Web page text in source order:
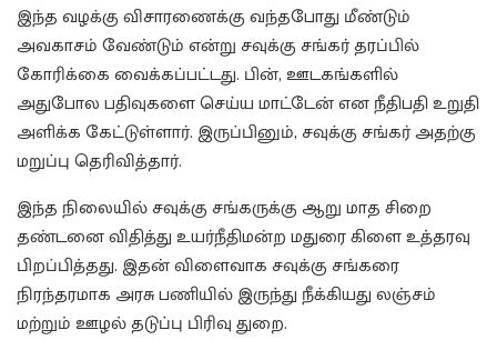
இந்த வழக்கு விசாரணைக்கு வந்தபோது மீண்டும்
அவகாசம் வேண்டும் என்று சவுக்கு சங்கர் தரப்பில்
கோரிக்கை வைக்கப்பட்டது. பின், ஊடகங்களில்
அதுபோல பதிவுகளை செய்ய மாட்டேன் என நீதிபதி உறுதி
அளிக்க கேட்டுள்ளார். இருப்பினும், சவுக்கு சங்கர் அதற்கு
மறுப்பு தெரிவித்தார்.
இந்த நிலையில் சவுக்கு சங்கருக்கு ஆறு மாத சிறை
தண்டனை விதித்து உயர்நீதிமன்ற மதுரை கிளை உத்தரவு
பிறப்பித்தது. இதன் விளைவாக சவுக்கு சங்கரை
நிரந்தரமாக அரசு பணியில் இருந்து நீக்கியது லஞ்சம்
மற்றும் ஊழல் தடுப்பு பிரிவு துறை.